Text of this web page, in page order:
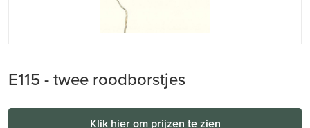
E115 - twee roodborstjes
Klik hier om prijzen te zien